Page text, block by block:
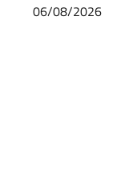
06/08/2026